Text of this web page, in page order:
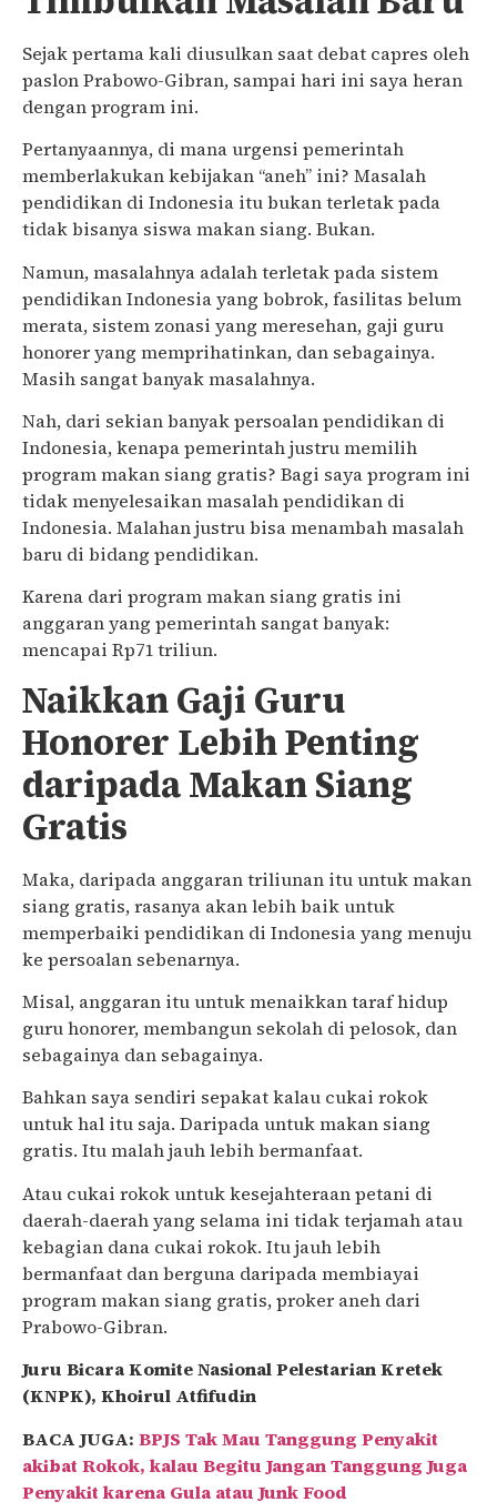
Sejak pertama kali diusulkan saat debat capres oleh
paslon Prabowo-Gibran, sampai hari ini saya heran
dengan program ini.
Pertanyaannya, di mana urgensi pemerintah
memberlakukan kebijakan “aneh” ini? Masalah
pendidikan di Indonesia itu bukan terletak pada
tidak bisanya siswa makan siang. Bukan.
Namun, masalahnya adalah terletak pada sistem
pendidikan Indonesia yang bobrok, fasilitas belum
merata, sistem zonasi yang meresehan, gaji guru
honorer yang memprihatinkan, dan sebagainya.
Masih sangat banyak masalahnya.
Nah, dari sekian banyak persoalan pendidikan di
Indonesia, kenapa pemerintah justru memilih
program makan siang gratis? Bagi saya program ini
tidak menyelesaikan masalah pendidikan di
Indonesia. Malahan justru bisa menambah masalah
baru di bidang pendidikan.
Karena dari program makan siang gratis ini
anggaran yang pemerintah sangat banyak:
mencapai Rp71 triliun.
Naikkan Gaji Guru
Honorer Lebih Penting
daripada Makan Siang
Gratis
Maka, daripada anggaran triliunan itu untuk makan
siang gratis, rasanya akan lebih baik untuk
memperbaiki pendidikan di Indonesia yang menuju
ke persoalan sebenarnya.
Misal, anggaran itu untuk menaikkan taraf hidup
guru honorer, membangun sekolah di pelosok, dan
sebagainya dan sebagainya.
Bahkan saya sendiri sepakat kalau cukai rokok
untuk hal itu saja. Daripada untuk makan siang
gratis. Itu malah jauh lebih bermanfaat.
Atau cukai rokok untuk kesejahteraan petani di
daerah-daerah yang selama ini tidak terjamah atau
kebagian dana cukai rokok. Itu jauh lebih
bermanfaat dan berguna daripada membiayai
program makan siang gratis, proker aneh dari
Prabowo-Gibran.
Juru Bicara Komite Nasional Pelestarian Kretek
(KNPK), Khoirul Atfifudin
BACA JUGA: BPJS Tak Mau Tanggung Penyakit
akibat Rokok, kalau Begitu Jangan Tanggung Juga
Penyakit karena Gula atau Junk Food